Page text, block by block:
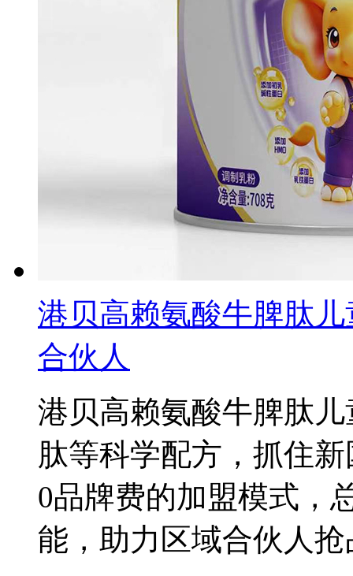
港贝高赖氨酸牛脾肽
合伙人
港贝高赖氨酸牛脾肽
肽等科学配方，抓住
0品牌费的加盟模式，
能，助力区域合伙人